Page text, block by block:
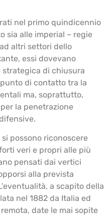
nel primo quindicennio
sia alle imperial – regie
altri settori dello
essi dovevano
strategica di chiusura
punto di contatto tra la
ma, soprattutto,
la penetrazione
possono riconoscere
veri e propri alle più
pensati dai vertici
alla prevista
a scapito della
nel 1882 da Italia ed
date le mai sopite